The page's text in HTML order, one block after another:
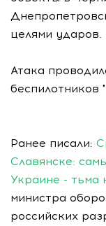
целями ударов.
Атака
беспилотников
Ранее писали:
Славянске:
Украине - тьма
министра
российских